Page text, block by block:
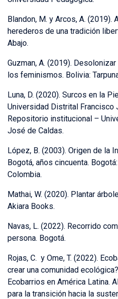
Blandon, M. y Arcos, A. (2019).
herederos de una tradición
Abajo.
Guzman, A. (2019).
los feminismos. Bolivia:
Luna, D. (2020). Surcos en la
Universidad Distrital Francisco
Repositorio institucional –
José de Caldas.
López, B. (2003). Origen de la
Bogotá, años cincuenta.
Colombia.
Mathai, W. (2020). Plantar
Akiara Books.
Navas, L. (2022). Recorrido
persona. Bogotá.
Rojas, C. y Ome, T. (2022).
crear una comunidad
Ecobarrios en América Latina.
para la transición hacia la